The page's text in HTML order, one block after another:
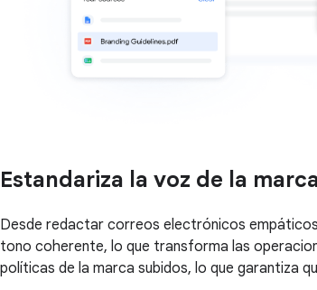
Estandariza la voz de la
Desde redactar correos electrónicos
tono coherente, lo que transforma las
políticas de la marca subidos, lo que garantiza